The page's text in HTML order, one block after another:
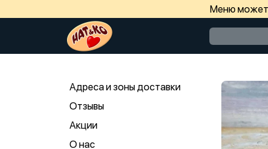
Меню может
Адреса и зоны доставки
Отзывы
Акции
О нас